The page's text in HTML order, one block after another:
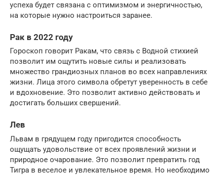
успеха будет связана с оптимизмом и энергичностью,
на которые нужно настроиться заранее.
Рак в 2022 году
Гороскоп говорит Ракам, что связь с Водной стихией
позволит им ощутить новые силы и реализовать
множество грандиозных планов во всех направлениях
жизни. Лица этого символа обретут уверенность в себе
и вдохновение. Это позволит активно действовать и
достигать больших свершений.
Лев
Львам в грядущем году пригодится способность
ощущать удовольствие от всех проявлений жизни и
природное очарование. Это позволит превратить год
Тигра в веселое и увлекательное время. Но необходимо